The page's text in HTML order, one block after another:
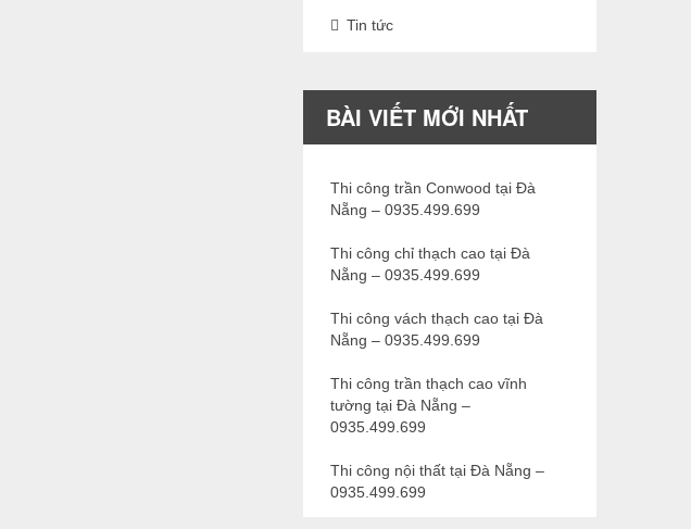
Tin tức
BÀI VIẾT MỚI NHẤT
Thi công trần Conwood tại Đà
Nẵng – 0935.499.699
Thi công chỉ thạch cao tại Đà
Nẵng – 0935.499.699
Thi công vách thạch cao tại Đà
Nẵng – 0935.499.699
Thi công trần thạch cao vĩnh
tường tại Đà Nẵng –
0935.499.699
Thi công nội thất tại Đà Nẵng –
0935.499.699